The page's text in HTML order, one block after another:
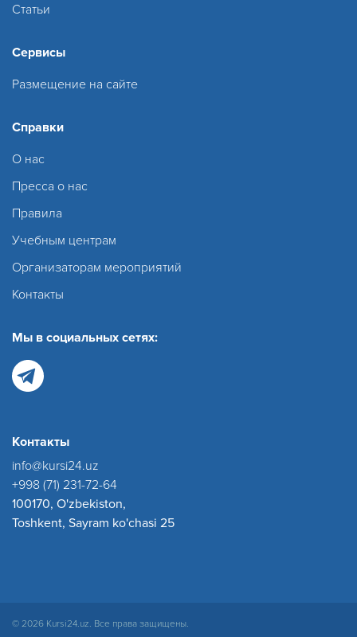
Статьи
Сервисы
Размещение на сайте
Справки
О нас
Пресса о нас
Правила
Учебным центрам
Организаторам мероприятий
Контакты
Мы в социальных сетях:
Контакты
info@kursi24.uz
+998 (71) 231-72-64
100170, O'zbekiston,
Toshkent, Sayram ko'chasi 25
© 2026 Kursi24.uz. Все права защищены.